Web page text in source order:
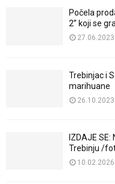
Počela
2” koji se
27.06.2023
Trebinjac i
marihuane
26.10.2023
IZDAJE
Trebinju /
10.02.2026